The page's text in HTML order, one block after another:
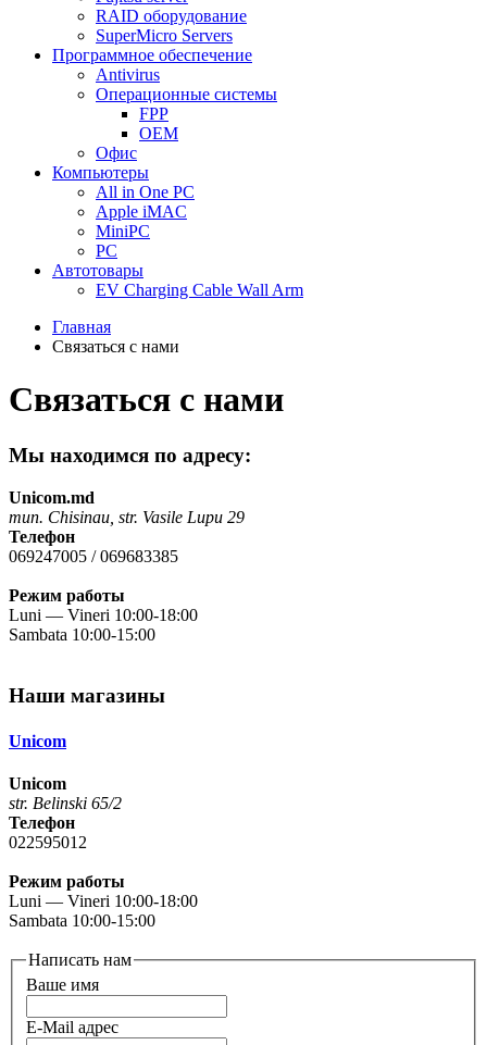
RAID оборудование
SuperMicro Servers
Программное обеспечение
Antivirus
Операционные системы
FPP
OEM
Офис
Компьютеры
All in One PC
Apple iMAC
MiniPC
PC
Автотовары
EV Charging Cable Wall Arm
Главная
Связаться с нами
Связаться с нами
Мы находимся по адресу:
Unicom.md
mun. Chisinau, str. Vasile Lupu 29
Телефон
069247005 / 069683385
Режим работы
Luni — Vineri 10:00-18:00
Sambata 10:00-15:00
Наши магазины
Unicom
Unicom
str. Belinski 65/2
Телефон
022595012
Режим работы
Luni — Vineri 10:00-18:00
Sambata 10:00-15:00
Написать нам
Ваше имя
E-Mail адрес